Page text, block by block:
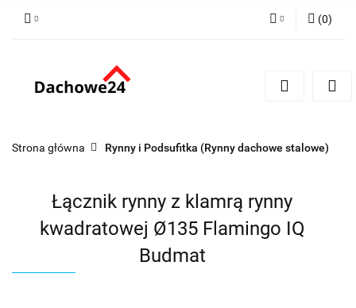
Zarejestruj się
(0)
Strona główna Rynny i Podsufitka (Rynny dachowe stalowe)
Łącznik rynny z klamrą rynny
kwadratowej Ø135 Flamingo IQ
Budmat